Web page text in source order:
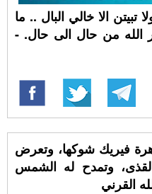
تبيتن الا خالي البال .. ما
الله من حال الى حال. -
فيريك شوكها، وتعرض
وتمدح له الشمس
القرني